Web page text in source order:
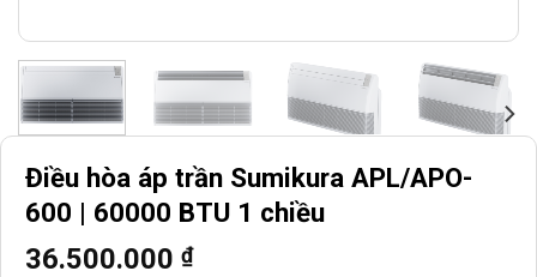
Điều hòa áp trần Sumikura APL/APO-
600 | 60000 BTU 1 chiều
36.500.000 ₫